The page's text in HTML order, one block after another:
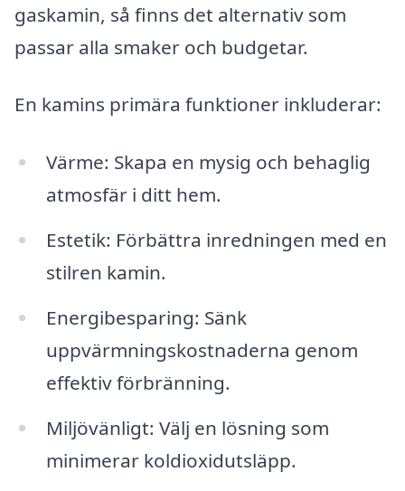
gaskamin, så finns det alternativ som
passar alla smaker och budgetar.
En kamins primära funktioner inkluderar:
Värme: Skapa en mysig och behaglig
atmosfär i ditt hem.
Estetik: Förbättra inredningen med en
stilren kamin.
Energibesparing: Sänk
uppvärmningskostnaderna genom
effektiv förbränning.
Miljövänligt: Välj en lösning som
minimerar koldioxidutsläpp.